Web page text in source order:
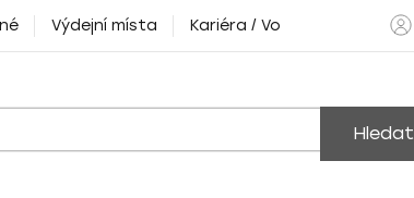
Výdejní místa Kariéra / Volné pozice
Hledat